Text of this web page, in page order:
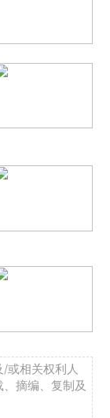
或相关权利人
摘编、复制及